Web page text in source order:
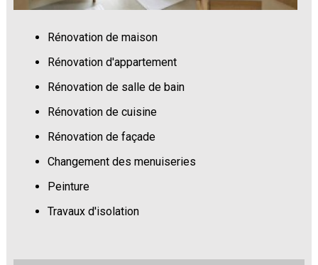
Rénovation de maison
Rénovation d'appartement
Rénovation de salle de bain
Rénovation de cuisine
Rénovation de façade
Changement des menuiseries
Peinture
Travaux d'isolation